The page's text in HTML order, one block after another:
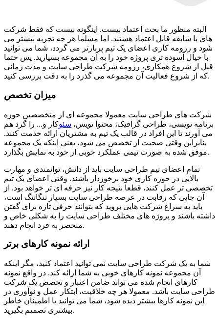
البته منظور ما بحث اعتماد نیست. اینگونه نیست که فقط شرکت
های با سابقه قابل اعتماد هستند. اما مسلما هر چه تجربه بیشتر می
شود و رزومه کاری اعضای یک تیم پربارتر می گردد، شما می توانید
با خیال آسوده تری پروژه خود را به آن مجموعه بسپارید. پس حتما
قبل از شروع همکاری، رزومه شرکت طراحی سایت و مدت زمانی
که از شروع فعالیت آن مجموعه می گذرد را به دقت بررسی کنید.
میزان تخصص
شرکت های طراحی سایت معمولا مجموعه ای از متخصصین حوزه
برنامه نویسی، طراحی گرافیک، محتوا نویس، سئوکار و... را گرد هم
می آورند تا این افراد در قالب یک تیم به مشتریان ارائه خدمت کنند.
بنابراین وقتی صحبت از تخصص می شود، یعنی اینکه یک مجموعه
موفق شده به صورت تیمی عملکرد خوبی از خود به نمایش بگذارد.
تمام اعضای تیم طراحی سایت باید از دانش، توانمندی و مهارت
بالایی در حوزه کاری خود برخوردار باشند. وقتی اعضای یک تیم
تخصصی تر عمل کنند، قطعا نتیجه کار نیز حرفه ای تر خواهد بود. از
آن جایی که رقابت در عرصه طراحی سایت بسیار تنگاتنگ است،
باید به سراغ شرکت هایی بروید که بتوانند حرفی تازه برای گفتن
داشته باشند و پروژه های مختلف طراحی سایت را به شکلی خاص و
منحصر به فرد انجام دهند.
ارائه نمونه کارهای برتر
شما به یک شرکت طراحی سایت نمی توانید اعتماد کنید، مگر اینکه
آن مجموعه نمونه کارهای خوبی به شما ارائه کند. در واقع نمونه
کارهای انجام شده می تواند ضامن اعتبار و تخصص یک شرکت
طراحی سایت باشد. معمولا هر چه خلاقیت، ابتکار عمل و نوآوری در
این نمونه کارها بیشتر دیده شود، شما می توانید با اطمینان خاطر
بیشتری تصمیم بگیرید.